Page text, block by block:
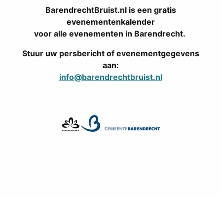
BarendrechtBruist.nl is een gratis
evenementenkalender
voor alle evenementen in Barendrecht.
Stuur uw persbericht of evenementgegevens
aan:
info@barendrechtbruist.nl